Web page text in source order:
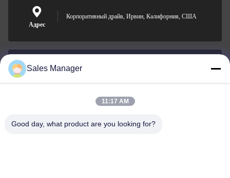
Адрес
Корпоративный драйв, Ирвин, Калифорния, США
Электронная
Sales Manager
11:17 AM
Good day, what product are you looking for?